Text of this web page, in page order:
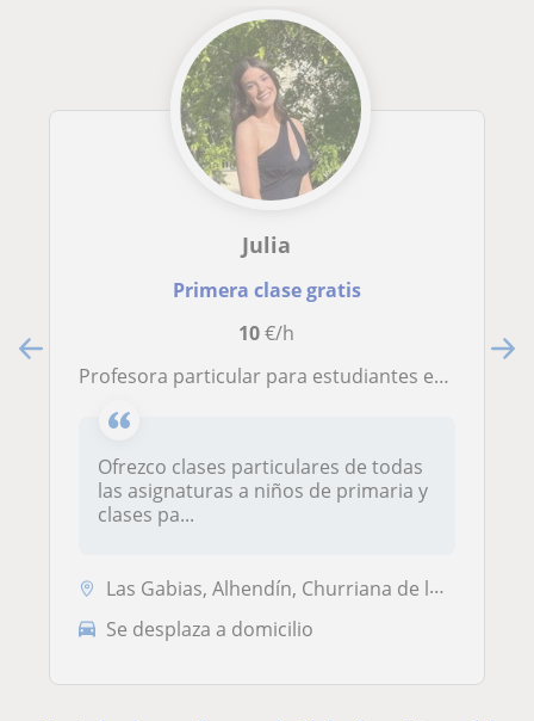
Julia
Primera clase gratis
10€/h
Profesora particular para estudiantes entre 5 y 16 años
Ofrezco clases particulares de todas
las asignaturas a niños de primaria y
clases pa...
Las Gabias, Alhendín, Churriana de la Vega, Cúllar Vega, Vegas del Gen...
Se desplaza a domicilio